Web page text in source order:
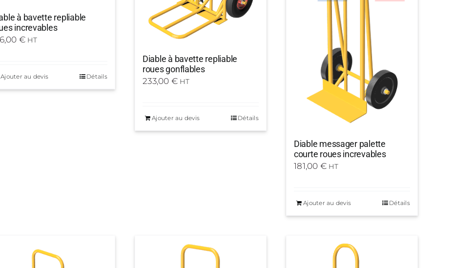
à bavette repliable
increvables
€ HT
Ajouter au devis Détails
Diable à bavette repliable
roues gonflables
233,00 € HT
Ajouter au devis Détails
Diable messager palette
courte roues increvables
181,00 € HT
Ajouter au devis Détails